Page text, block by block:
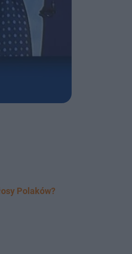
Polaków?